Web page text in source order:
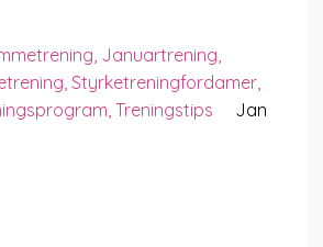
Januartrening
Styrketreningfordamer
Treningstips
Jan